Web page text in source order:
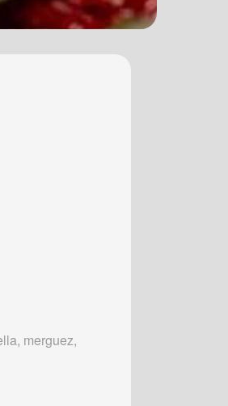
merguez,